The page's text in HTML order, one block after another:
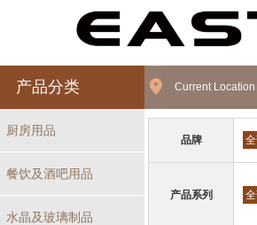
产品分类
厨房用品
餐饮及酒吧用品
水晶及玻璃制品
Current Location
品牌
产品系列